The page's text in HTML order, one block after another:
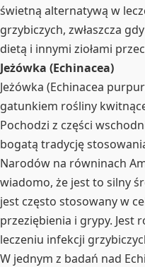
świetną alternatywą w
grzybiczych, zwłaszcza
dietą i innymi ziołami
Jeżówka (Echinacea)
Jeżówka (Echinacea
gatunkiem rośliny
Pochodzi z części
bogatą tradycję
Narodów na równinach
wiadomo, że jest to silny
jest często stosowany w
przeziębienia i grypy. Jest
leczeniu infekcji
W jednym z badań nad